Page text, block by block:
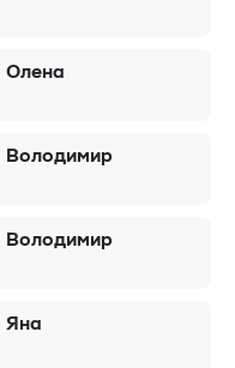
Олена
Володимир
Володимир
Яна